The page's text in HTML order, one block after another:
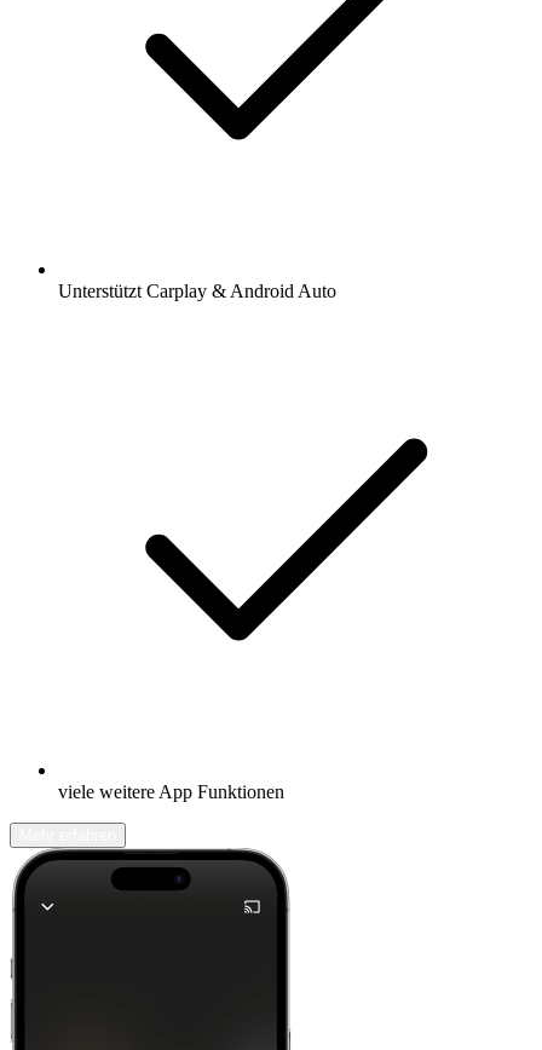
Unterstützt Carplay & Android Auto
viele weitere App Funktionen